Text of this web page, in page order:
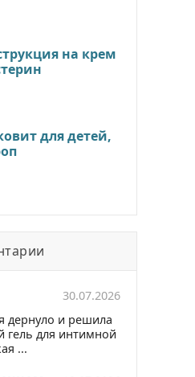
на крем
для детей,
30.07.2026
дернуло и решила
гель для интимной
...